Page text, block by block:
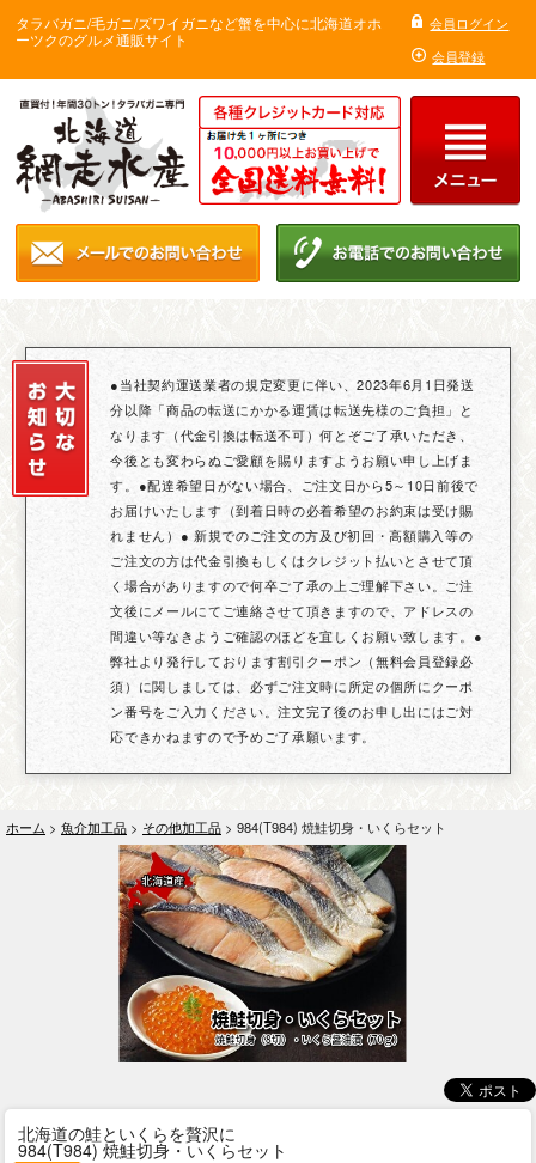
タラバガニ/毛ガニ/ズワイガニなど蟹を中心に北海道オホ
ーツクのグルメ通販サイト
会員ログイン
会員登録
●当社契約運送業者の規定変更に伴い、2023年6月1日発送
分以降「商品の転送にかかる運賃は転送先様のご負担」と
なります（代金引換は転送不可）何とぞご了承いただき、
今後とも変わらぬご愛顧を賜りますようお願い申し上げま
す。●配達希望日がない場合、ご注文日から5～10日前後で
お届けいたします（到着日時の必着希望のお約束は受け賜
れません）● 新規でのご注文の方及び初回・高額購入等の
ご注文の方は代金引換もしくはクレジット払いとさせて頂
く場合がありますので何卒ご了承の上ご理解下さい。ご注
文後にメールにてご連絡させて頂きますので、アドレスの
間違い等なきようご確認のほどを宜しくお願い致します。●
弊社より発行しております割引クーポン（無料会員登録必
須）に関しましては、必ずご注文時に所定の個所にクーポ
ン番号をご入力ください。注文完了後のお申し出にはご対
応できかねますので予めご了承願います。
ホーム > 魚介加工品 > その他加工品 > 984(T984) 焼鮭切身・いくらセット
北海道の鮭といくらを贅沢に
984(T984) 焼鮭切身・いくらセット